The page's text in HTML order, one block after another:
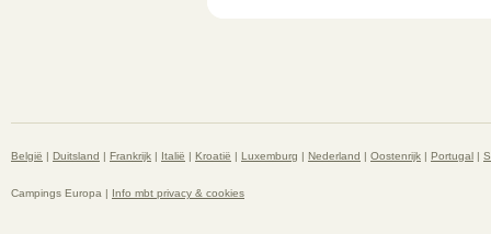
België | Duitsland | Frankrijk | Italië | Kroatië | Luxemburg | Nederland | Oostenrijk | Portugal |
Campings Europa | Info mbt privacy & cookies